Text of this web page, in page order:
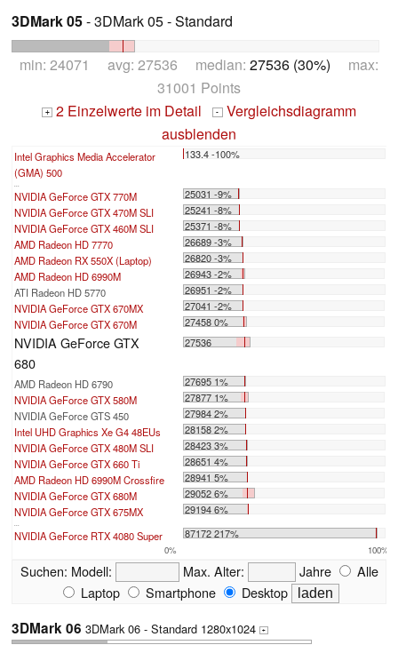
3DMark 05- 3DMark 05 - Standard
min: 24071 avg: 27536 median: 27536 (30%) max:
31001 Points
+ 2 Einzelwerte im Detail - Vergleichsdiagramm
ausblenden
Intel Graphics Media Accelerator
(GMA) 500
133.4 -100%
...
NVIDIA GeForce GTX 770M
25031 -9%
NVIDIA GeForce GTX 470M SLI
25241 -8%
NVIDIA GeForce GTX 460M SLI
25371 -8%
AMD Radeon HD 7770
26689 -3%
AMD Radeon RX 550X (Laptop)
26820 -3%
AMD Radeon HD 6990M
26943 -2%
ATI Radeon HD 5770
26951 -2%
NVIDIA GeForce GTX 670MX
27041 -2%
NVIDIA GeForce GTX 670M
27458 0%
NVIDIA GeForce GTX
680
27536
AMD Radeon HD 6790
27695 1%
NVIDIA GeForce GTX 580M
27877 1%
NVIDIA GeForce GTS 450
27984 2%
Intel UHD Graphics Xe G4 48EUs
28158 2%
NVIDIA GeForce GTX 480M SLI
28423 3%
NVIDIA GeForce GTX 660 Ti
28651 4%
AMD Radeon HD 6990M Crossfire
28941 5%
NVIDIA GeForce GTX 680M
29052 6%
NVIDIA GeForce GTX 675MX
29194 6%
...
NVIDIA GeForce RTX 4080 Super 87172 217%
0% 100%
Suchen: Modell: Max. Alter: Jahre
Alle
Laptop
Smartphone Desktop
3DMark 06 3DMark 06 - Standard 1280x1024 +